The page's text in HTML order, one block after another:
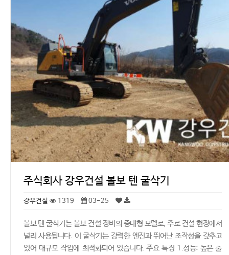
주식회사 강우건설 볼보 텐 굴삭기
강우건설 1319 03-25
볼보 텐 굴삭기는 볼보 건설 장비의 중대형 모델로, 주로 건설 현장에서
널리 사용됩니다. 이 굴삭기는 강력한 엔진과 뛰어난 조작성을 갖추고
있어 대규모 작업에 최적화되어 있습니다. 주요 특징 1.성능: 높은 출